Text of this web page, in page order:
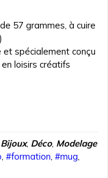
57 grammes, à cuire
spécialement conçu
loisirs créatifs
Bijoux, Déco, Modelage
#formation #mug